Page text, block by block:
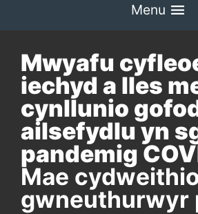
Menu
Mwyafu
iechyd a lles
cynllunio
ailsefydlu yn
pandemig
Mae
gwneuthurwyr